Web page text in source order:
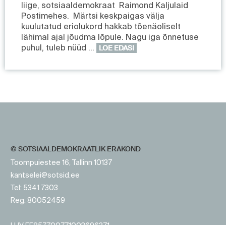
liige, sotsiaaldemokraat Raimond Kaljulaid
Postimehes. Märtsi keskpaigas välja
kuulutatud eriolukord hakkab tõenäoliselt
lähimal ajal jõudma lõpule. Nagu iga õnnetuse
puhul, tuleb nüüd …
LOE EDASI
© SOTSIAALDEMOKRAATLIK ERAKOND
Toompuiestee 16, Tallinn 10137
kantselei@sotsid.ee
Tel: 5341 7303
Reg. 80052459